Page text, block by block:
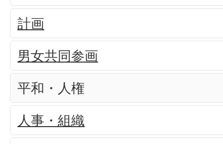
計画
男女共同参画
平和・人権
人事・組織